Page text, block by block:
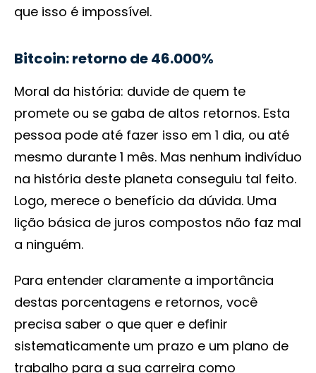
que isso é impossível.
Bitcoin: retorno de 46.000%
Moral da história: duvide de quem te
promete ou se gaba de altos retornos. Esta
pessoa pode até fazer isso em 1 dia, ou até
mesmo durante 1 mês. Mas nenhum indivíduo
na história deste planeta conseguiu tal feito.
Logo, merece o benefício da dúvida. Uma
lição básica de juros compostos não faz mal
a ninguém.
Para entender claramente a importância
destas porcentagens e retornos, você
precisa saber o que quer e definir
sistematicamente um prazo e um plano de
trabalho para a sua carreira como